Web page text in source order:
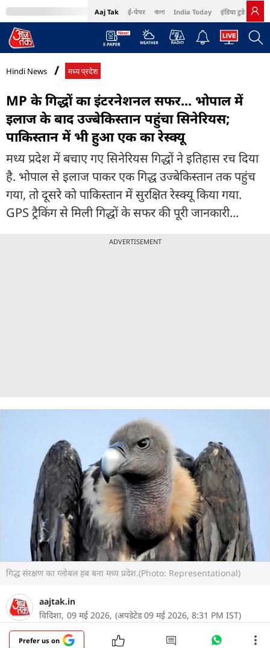
Aaj Tak ई-पेपर বাংলা India Today इंडिया टुडे हिंदी
MumbaiTak Cosmopolitan Harper's Bazaar Northeast
Hindi News मध्य प्रदेश
MP के गिद्धों का इंटरनेशनल सफर... भोपाल में
इलाज के बाद उज्बेकिस्तान पहुंचा सिनेरियस;
पाकिस्तान में भी हुआ एक का रेस्क्यू
मध्य प्रदेश में बचाए गए सिनेरियस गिद्धों ने इतिहास रच दिया
है. भोपाल से इलाज पाकर एक गिद्ध उज्बेकिस्तान तक पहुंच
गया, तो दूसरे को पाकिस्तान में सुरक्षित रेस्क्यू किया गया.
GPS ट्रैकिंग से मिली गिद्धों के सफर की पूरी जानकारी...
ADVERTISEMENT
गिद्ध संरक्षण का ग्लोबल हब बना मध्य प्रदेश.(Photo: Representational)
aajtak.in
विदिशा, 09 मई 2026, (अपडेटेड 09 मई 2026, 8:31 PM IST)
Prefer us on